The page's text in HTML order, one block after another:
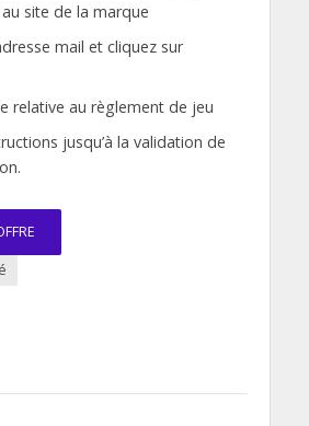
site de la marque
mail et cliquez sur
relative au règlement de jeu
jusqu’à la validation de